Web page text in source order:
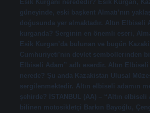
Esik Kurganı nerededir? Esik Kurgan,
güneyinde, eski başkent Almatı’nın
doğusunda yer almaktadır. Altın Elbiseli
kurganda? Serginin en önemli eseri,
Esik Kurgan’da bulunan ve bugün
Cumhuriyeti’nin devlet sembollerinden
Elbiseli Adam” adlı eserdir. Altın
nerede? Şu anda Kazakistan Ulusal
sergilenmektedir. Altın elbiseli adamın
şehirde? İSTANBUL (AA) – “Altın elbiseli
bilinen motosikletçi Barkın Bayoğlu,